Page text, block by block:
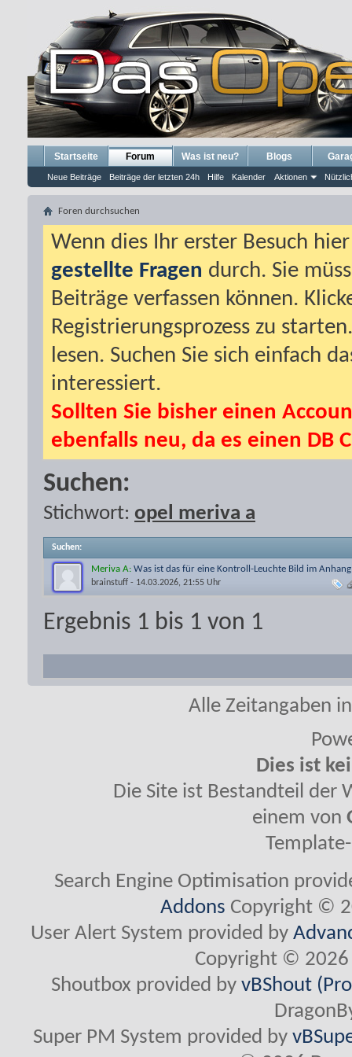
Startseite Forum
Neue Beiträge Beiträge der letzten 24h Hilfe Kalender Aktionen
Was ist neu? Blogs
Foren durchsuchen
Wenn dies Ihr erster Besuch
gestellte Fragen durch. Sie
Beiträge verfassen können.
Registrierungsprozess zu
lesen. Suchen Sie sich einfach
interessiert.
Sollten Sie bisher einen
ebenfalls neu, da es einen DB
Suchen:
Stichwort: opel meriva a
Suchen:
Meriva A: Was ist das für eine Kontroll-Leuchte Bild im Anhang
brainstuff - 14.03.2026, 21:55 Uhr
Ergebnis 1 bis 1 von 1
Alle Zeitangaben
Dies ist
Die Site ist Bestandteil der
einem von
Search Engine Optimisation
Addons Copyright ©
User Alert System provided by
Copyright © 2026
Shoutbox provided byvBShout
Super PM System provided by